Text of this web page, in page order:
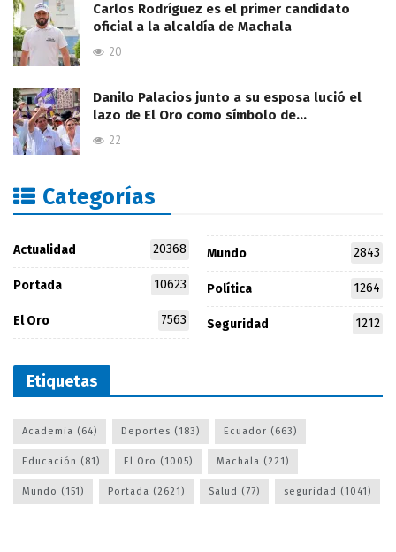
Carlos Rodríguez es el primer candidato
oficial a la alcaldía de Machala
20
Danilo Palacios junto a su esposa lució el
lazo de El Oro como símbolo de…
22
Categorías
Actualidad 20368
Portada 10623
El Oro 7563
Mundo 2843
Política 1264
Seguridad 1212
Etiquetas
Academia (64) Deportes (183) Ecuador (663)
Educación (81) El Oro (1005) Machala (221)
Mundo (151) Portada (2621) Salud (77) seguridad (1041)